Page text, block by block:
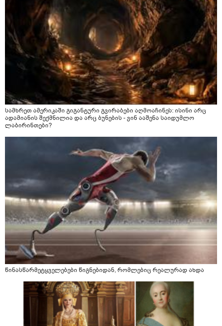
სამხრეთ ამერიკაში გიგანტური გვირაბები აღმოაჩინეს: ისინი არც
ადამიანის შექმნილია და არც ბუნების - ვინ ააშენა საიდუმლო
ლაბირინთები?
წინასწარმეტყველებები წიგნებიდან, რომლებიც რეალურად ახდა